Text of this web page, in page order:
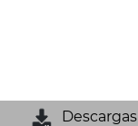
Descargas